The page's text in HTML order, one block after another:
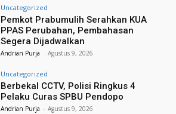
Uncategorized
Pemkot Prabumulih Serahkan KUA
PPAS Perubahan, Pembahasan
Segera Dijadwalkan
Andrian Purja - Agustus 9, 2026
Uncategorized
Berbekal CCTV, Polisi Ringkus 4
Pelaku Curas SPBU Pendopo
Andrian Purja - Agustus 9, 2026